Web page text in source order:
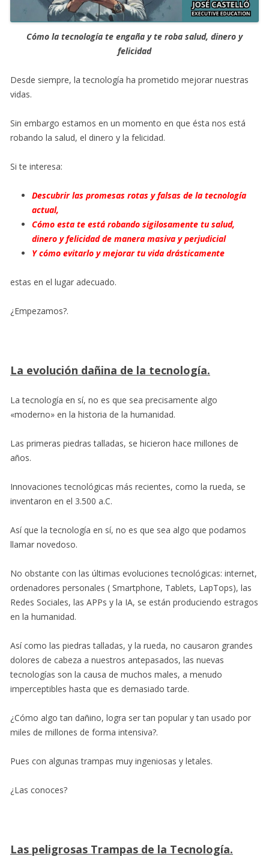
Cómo la tecnología te engaña y te roba salud, dinero y
felicidad
Desde siempre, la tecnología ha prometido mejorar nuestras
vidas.
Sin embargo estamos en un momento en que ésta nos está
robando la salud, el dinero y la felicidad.
Si te interesa:
Descubrir las promesas rotas y falsas de la tecnología
actual,
Cómo esta te está robando sigilosamente tu salud,
dinero y felicidad de manera masiva y perjudicial
Y cómo evitarlo y mejorar tu vida drásticamente
estas en el lugar adecuado.
¿Empezamos?.
La evolución dañina de la tecnología.
La tecnología en sí, no es que sea precisamente algo
«moderno» en la historia de la humanidad.
Las primeras piedras talladas, se hicieron hace millones de
años.
Innovaciones tecnológicas más recientes, como la rueda, se
inventaron en el 3.500 a.C.
Así que la tecnología en sí, no es que sea algo que podamos
llamar novedoso.
No obstante con las últimas evoluciones tecnológicas: internet,
ordenadores personales ( Smartphone, Tablets, LapTops), las
Redes Sociales, las APPs y la IA, se están produciendo estragos
en la humanidad.
Así como las piedras talladas, y la rueda, no causaron grandes
dolores de cabeza a nuestros antepasados, las nuevas
tecnologías son la causa de muchos males, a menudo
imperceptibles hasta que es demasiado tarde.
¿Cómo algo tan dañino, logra ser tan popular y tan usado por
miles de millones de forma intensiva?.
Pues con algunas trampas muy ingeniosas y letales.
¿Las conoces?
Las peligrosas Trampas de la Tecnología.